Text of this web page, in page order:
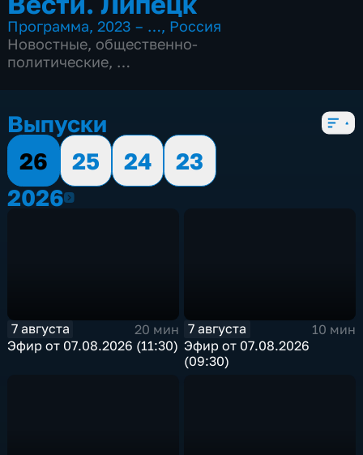
Программа,2023 – …, Россия
Новостные, общественно-
политические,
Выпуски
26
25 24
23
20262026
7 августа
20 мин
Эфир от 07.08.2026 (11:30)
7 августа
10 мин
Эфир от 07.08.2026
(09:30)